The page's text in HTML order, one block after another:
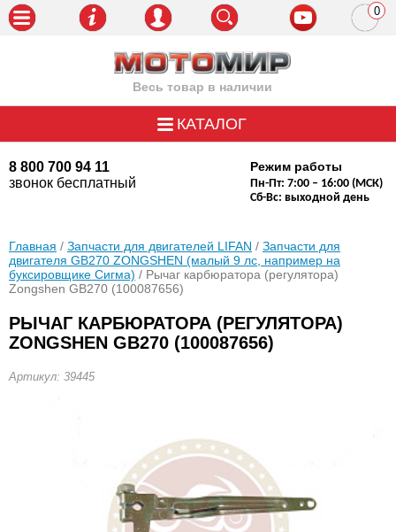
Весь товар в наличии
8 800 700 94 11
звонок бесплатный
Режим работы
Пн-Пт: 7:00 – 16:00 (МСК)
Сб-Вс: выходной день
0
КАТАЛОГ
Главная / Запчасти для двигателей LIFAN / Запчасти для
двигателя GB270 ZONGSHEN (малый 9 лс, например на
буксировщике Сигма) / Рычаг карбюратора (регулятора)
Zongshen GB270 (100087656)
РЫЧАГ КАРБЮРАТОРА (РЕГУЛЯТОРА)
ZONGSHEN GB270 (100087656)
Артикул: 39445